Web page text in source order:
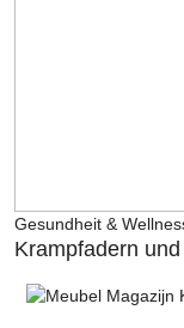
Gesundheit &
Krampfadern